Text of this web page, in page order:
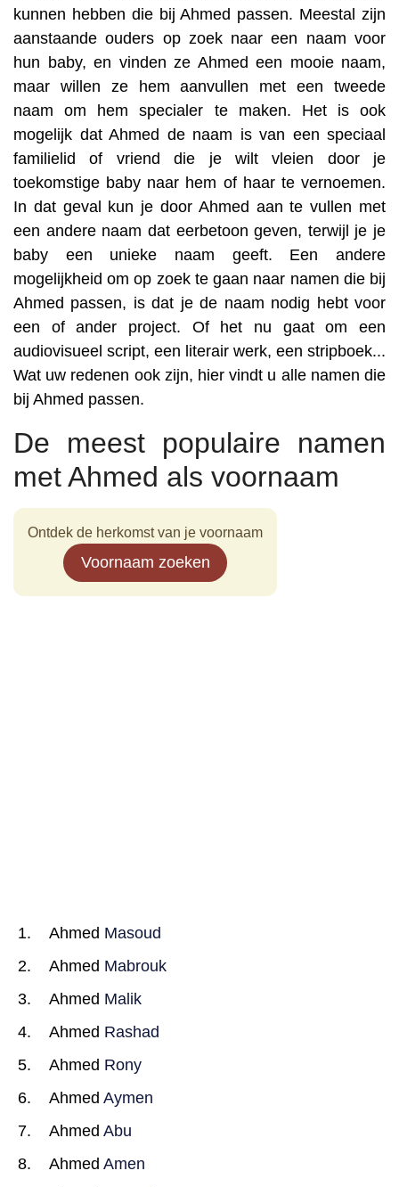
kunnen hebben die bij Ahmed passen. Meestal zijn
aanstaande ouders op zoek naar een naam voor
hun baby, en vinden ze Ahmed een mooie naam,
maar willen ze hem aanvullen met een tweede
naam om hem specialer te maken. Het is ook
mogelijk dat Ahmed de naam is van een speciaal
familielid of vriend die je wilt vleien door je
toekomstige baby naar hem of haar te vernoemen.
In dat geval kun je door Ahmed aan te vullen met
een andere naam dat eerbetoon geven, terwijl je je
baby een unieke naam geeft. Een andere
mogelijkheid om op zoek te gaan naar namen die bij
Ahmed passen, is dat je de naam nodig hebt voor
een of ander project. Of het nu gaat om een
audiovisueel script, een literair werk, een stripboek...
Wat uw redenen ook zijn, hier vindt u alle namen die
bij Ahmed passen.
De meest populaire namen
met Ahmed als voornaam
Ontdek de herkomst van je voornaam
Voornaam zoeken
Ahmed Masoud
Ahmed Mabrouk
Ahmed Malik
Ahmed Rashad
Ahmed Rony
Ahmed Aymen
Ahmed Abu
Ahmed Amen